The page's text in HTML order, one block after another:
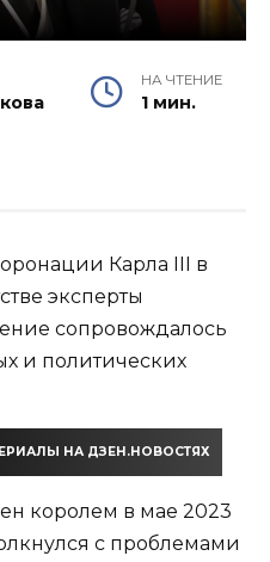
НА ЧТЕНИЕ
1 мин.
Карла III в
эксперты
сопровождалось
и политических
НА ДЗЕН.НОВОСТЯХ
королем в мае 2023
с проблемами